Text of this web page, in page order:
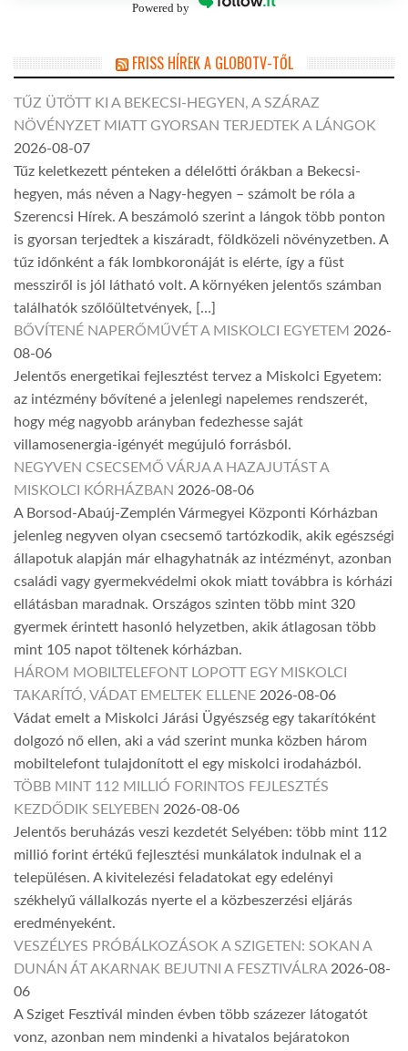
Powered by
FRISS HÍREK A GLOBOTV-TŐL
TŰZ ÜTÖTT KI A BEKECSI-HEGYEN, A SZÁRAZ
NÖVÉNYZET MIATT GYORSAN TERJEDTEK A LÁNGOK
2026-08-07
Tűz keletkezett pénteken a délelőtti órákban a Bekecsi-
hegyen, más néven a Nagy-hegyen – számolt be róla a
Szerencsi Hírek. A beszámoló szerint a lángok több ponton
is gyorsan terjedtek a kiszáradt, földközeli növényzetben. A
tűz időnként a fák lombkoronáját is elérte, így a füst
messziről is jól látható volt. A környéken jelentős számban
találhatók szőlőültetvények, […]
BŐVÍTENÉ NAPERŐMŰVÉT A MISKOLCI EGYETEM 2026-
08-06
Jelentős energetikai fejlesztést tervez a Miskolci Egyetem:
az intézmény bővítené a jelenlegi napelemes rendszerét,
hogy még nagyobb arányban fedezhesse saját
villamosenergia-igényét megújuló forrásból.
NEGYVEN CSECSEMŐ VÁRJA A HAZAJUTÁST A
MISKOLCI KÓRHÁZBAN 2026-08-06
A Borsod-Abaúj-Zemplén Vármegyei Központi Kórházban
jelenleg negyven olyan csecsemő tartózkodik, akik egészségi
állapotuk alapján már elhagyhatnák az intézményt, azonban
családi vagy gyermekvédelmi okok miatt továbbra is kórházi
ellátásban maradnak. Országos szinten több mint 320
gyermek érintett hasonló helyzetben, akik átlagosan több
mint 105 napot töltenek kórházban.
HÁROM MOBILTELEFONT LOPOTT EGY MISKOLCI
TAKARÍTÓ, VÁDAT EMELTEK ELLENE 2026-08-06
Vádat emelt a Miskolci Járási Ügyészség egy takarítóként
dolgozó nő ellen, aki a vád szerint munka közben három
mobiltelefont tulajdonított el egy miskolci irodaházból.
TÖBB MINT 112 MILLIÓ FORINTOS FEJLESZTÉS
KEZDŐDIK SELYEBEN 2026-08-06
Jelentős beruházás veszi kezdetét Selyében: több mint 112
millió forint értékű fejlesztési munkálatok indulnak el a
településen. A kivitelezési feladatokat egy edelényi
székhelyű vállalkozás nyerte el a közbeszerzési eljárás
eredményeként.
VESZÉLYES PRÓBÁLKOZÁSOK A SZIGETEN: SOKAN A
DUNÁN ÁT AKARNAK BEJUTNI A FESZTIVÁLRA 2026-08-
06
A Sziget Fesztivál minden évben több százezer látogatót
vonz, azonban nem mindenki a hivatalos bejáratokon